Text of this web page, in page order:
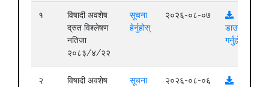
१
विषादी अवशेष
द्रुत विश्लेषण
नतिजा
२०८३/४/२२
सूचना
हेर्नुहोस्
२०२६-०८-०७
डाउनलोड
गर्नुहोस्
२
विषादी अवशेष
सूचना
२०२६-०८-०६